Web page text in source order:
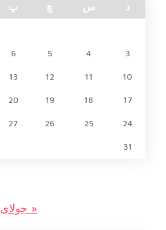
د س چ پ
3
4
5
6
10
11
12
13
17
18
19
20
24
25
26
27
31
« جولای